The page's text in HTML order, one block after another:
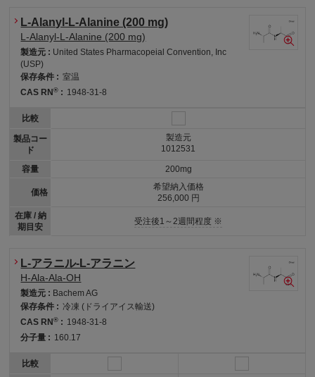
L-Alanyl-L-Alanine (200 mg)
L-Alanyl-L-Alanine (200 mg)
製造元 : United States Pharmacopeial Convention, Inc
(USP)
保存条件 : 室温
CAS RN® : 1948-31-8
比較
製品コー
ド
容量
価格
在庫 / 納
期目安
製造元
1012531
200mg
希望納入価格
256,000 円
受注後1～2週間程度 ※
L-アラニル-L-アラニン
H-Ala-Ala-OH
製造元 : Bachem AG
保存条件 : 冷凍 (ドライアイス輸送)
CAS RN® : 1948-31-8
分子量 : 160.17
比較